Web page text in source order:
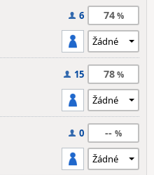
6 74
15 78
0 --